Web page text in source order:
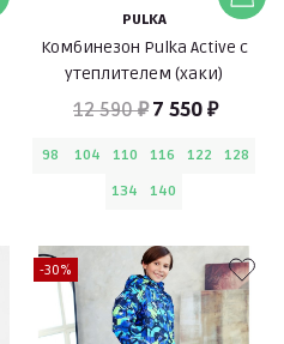
PULKA
Комбинезон Pulka Active с
утеплителем (хаки)
12 590 ₽ 7 550 ₽
98 104 110 116 122
128
134
140
-30%